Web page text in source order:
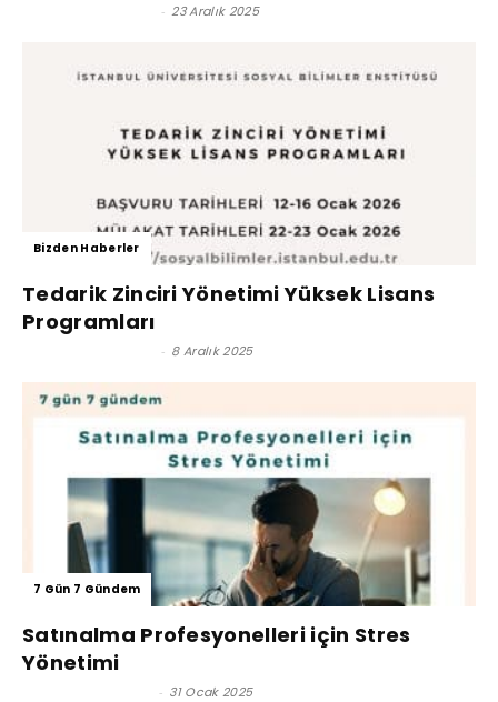
- 23 Aralık 2025
Bizden Haberler
Tedarik Zinciri Yönetimi Yüksek Lisans
Programları
- 8 Aralık 2025
7 Gün 7 Gündem
Satınalma Profesyonelleri için Stres
Yönetimi
- 31 Ocak 2025